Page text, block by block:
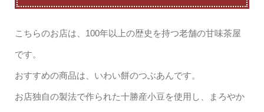
こちらのお店は、100年以上の歴史を持つ老舗の甘味茶屋
です。
おすすめの商品は、いわい餅のつぶあんです。
お店独自の製法で作られた十勝産小豆を使用し、まろやか